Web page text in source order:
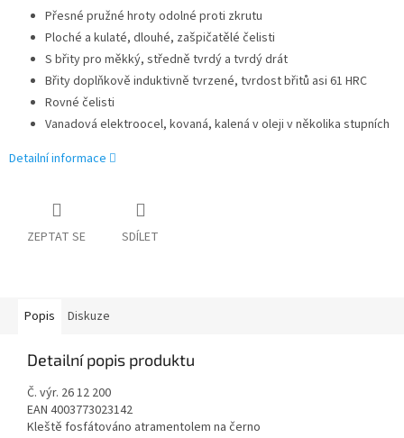
Přesné pružné hroty odolné proti zkrutu
Ploché a kulaté, dlouhé, zašpičatělé čelisti
S břity pro měkký, středně tvrdý a tvrdý drát
Břity doplňkově induktivně tvrzené, tvrdost břitů asi 61 HRC
Rovné čelisti
Vanadová elektroocel, kovaná, kalená v oleji v několika stupních
Detailní informace
ZEPTAT SE SDÍLET
Popis Diskuze
Detailní popis produktu
Č. výr. 26 12 200
EAN 4003773023142
Kleště fosfátováno atramentolem na černo